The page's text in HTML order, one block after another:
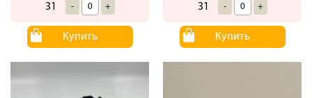
31 - +
Купить
31 - +
Купить